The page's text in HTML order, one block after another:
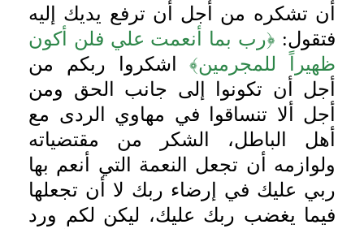
أن تشكره من أجل أن ترفع يديك إليه
فتقول: ﴿رب بما أنعمت علي فلن أكون
ظهيراً للمجرمين﴾اشكروا ربكم من
أجل أن تكونوا إلى جانب الحق ومن
أجل ألا تنساقوا في مهاوي الردى مع
أهل الباطل، الشكر من مقتضياته
ولوازمه أن تجعل النعمة التي أنعم بها
ربي عليك في إرضاء ربك لا أن تجعلها
فيما يغضب ربك عليك، ليكن لكم ورد